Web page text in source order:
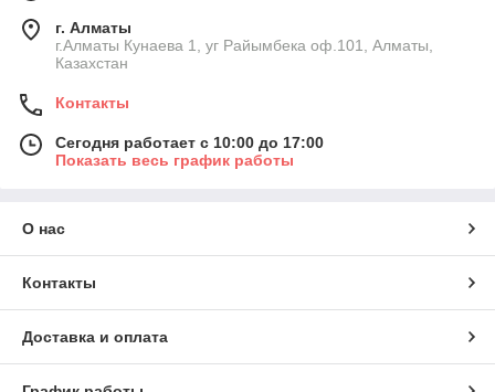
г. Алматы
г.Алматы Кунаева 1, уг Райымбека оф.101, Алматы,
Казахстан
Контакты
Сегодня работает с 10:00 до 17:00
Показать весь график работы
О нас
Контакты
Доставка и оплата